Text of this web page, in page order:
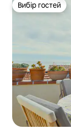
Вибір гостей
Вибір гостей